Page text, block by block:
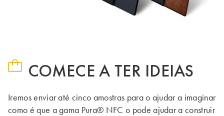
COMECE A TER IDEIAS
Iremos enviar até cinco amostras para o ajudar a imaginar
como é que a gama Pura® NFC o pode ajudar a construir